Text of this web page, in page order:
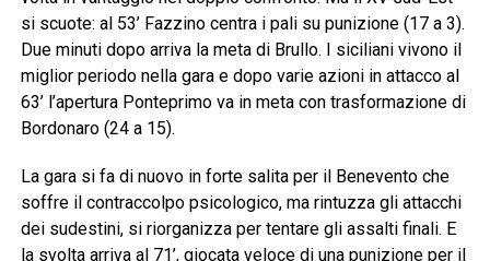
si scuote: al 53’ Fazzino centra i pali su punizione (17 a 3).
Due minuti dopo arriva la meta di Brullo. I siciliani vivono il
miglior periodo nella gara e dopo varie azioni in attacco al
63’ l’apertura Ponteprimo va in meta con trasformazione di
Bordonaro (24 a 15).
La gara si fa di nuovo in forte salita per il Benevento che
soffre il contraccolpo psicologico, ma rintuzza gli attacchi
dei sudestini, si riorganizza per tentare gli assalti finali. E
la svolta arriva al 71’, giocata veloce di una punizione per il